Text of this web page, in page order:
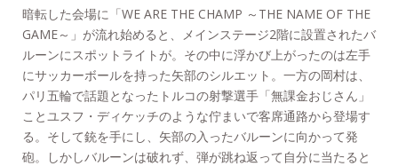
暗転した会場に「WE ARE THE CHAMP ～THE NAME OF THE
GAME～」が流れ始めると、メインステージ2階に設置されたバ
ルーンにスポットライトが。その中に浮かび上がったのは左手
にサッカーボールを持った矢部のシルエット。一方の岡村は、
パリ五輪で話題となったトルコの射撃選手「無課金おじさん」
ことユスフ・ディケッチのような佇まいで客席通路から登場す
る。そして銃を手にし、矢部の入ったバルーンに向かって発
砲。しかしバルーンは破れず、弾が跳ね返って自分に当たると